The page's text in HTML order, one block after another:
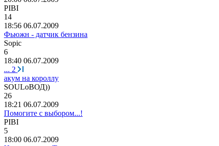
PIBI
14
18:56 06.07.2009
Фьюжн - датчик бензина
Sopic
6
18:40 06.07.2009
... 2
акум на короллу
SOULoВОД))
26
18:21 06.07.2009
Помогите с выбором...!
PIBI
5
18:00 06.07.2009